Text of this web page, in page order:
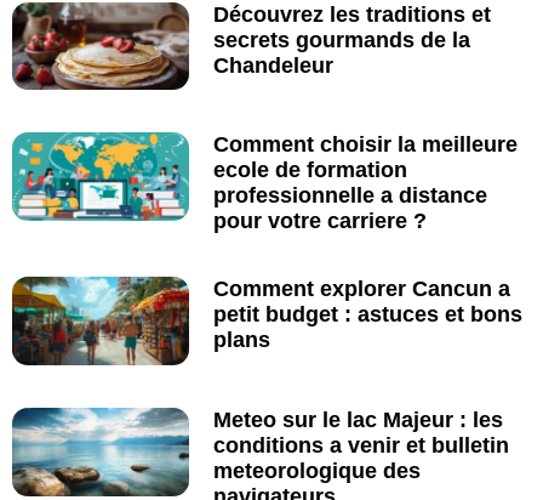
Découvrez les traditions et
secrets gourmands de la
Chandeleur
Comment choisir la meilleure
ecole de formation
professionnelle a distance
pour votre carriere ?
Comment explorer Cancun a
petit budget : astuces et bons
plans
Meteo sur le lac Majeur : les
conditions a venir et bulletin
meteorologique des